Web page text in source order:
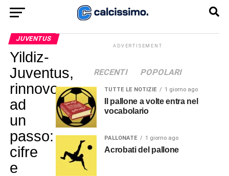
JUVENTUS
Yildiz-
Juventus,
rinnovo
ad
un
passo:
cifre
e
ADVERTISEMENT
RECENTI POPOLARI
TUTTE LE NOTIZIE 1 giorno ago
Il pallone a volte entra nel
vocabolario
PALLONATE 1 giorno ago
Acrobati del pallone